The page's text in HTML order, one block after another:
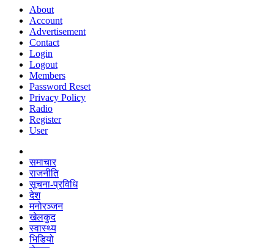
About
Account
Advertisement
Contact
Login
Logout
Members
Password Reset
Privacy Policy
Radio
Register
User
समाचार
राजनीति
सूचना-प्रविधि
देश
मनोरञ्जन
खेलकुद
स्वास्थ्य
भिडियो